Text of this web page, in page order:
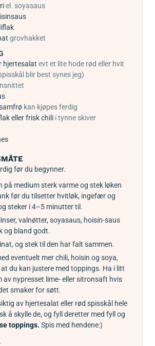
el. soyasaus
grovhakket
hjertesalat evt et lite hode rød eller hvit
blir best synes jeg)
kan kjøpes ferdig
eller frisk chili i tynne skiver
før du begynner.
på medium sterk varme og stek løken
før du tilsetter hvitløk, ingefær og
steker i 4–5 minutter til.
valnøtter, soyasaus, hoisin-saus
og bland godt.
og stek til den har falt sammen.
eventuelt mer chili, hoisin og soya,
du kan justere med toppings. Ha i litt
av nypresset lime- eller sitronsaft hvis
smaker for søtt.
av hjertesalat eller rød spisskål hele
å skylle de, og fyll deretter med fyll og
toppings. Spis med hendene:)